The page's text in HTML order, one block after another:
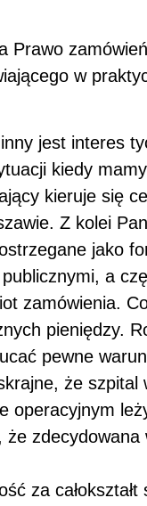
Prawo
w
jest interes
kiedy
kieruje się
Z kolei
jako
a
zamówienia.
pieniędzy.
pewne
że szpital
operacyjnym
zdecydowana
za